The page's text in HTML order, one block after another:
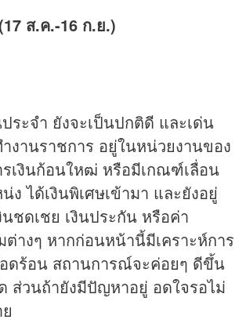
ส.ค.-16 ก.ย.)
ประจำ ยังจะเป็นปกติดี และเด่น
งานราชการ อยู่ในหน่วยงานของ
รเงินก้อนใหฒ่ หรือมีเกณฑ์เลื่อน
ง ได้เงินพิเศษเข้ามา และยังอยู่
นชดเชย เงินประกัน หรือค่า
างๆ หากก่อนหน้านี้มีเคราะห์การ
อดร้อน สถานการณ์จะค่อยๆ ดีขึ้น
ส่วนถ้ายังมีปัญหาอยู่ อดใจรอไม่